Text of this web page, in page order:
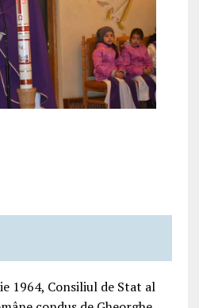
1964, Consiliul de Stat al